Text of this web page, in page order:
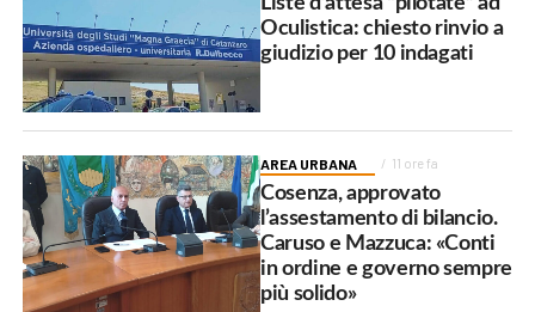
Oculistica: chiesto rinvio a
giudizio per 10 indagati
AREA URBANA 11 ore fa
Cosenza, approvato
l’assestamento di bilancio.
Caruso e Mazzuca: «Conti
in ordine e governo sempre
più solido»